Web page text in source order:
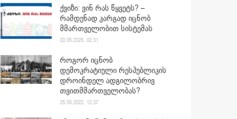
ქვიზი: ვინ რას წყვეტს? –
რამდენად კარგად იცნობ
მმართველობით სისტემას
20.05.2025. 02:31
როგორ იცნობ
დემოკრატიული რესპუბლიკის
დროინდელ ადგილობრივ
თვითმმართველობას?
25.05.2022. 12:37